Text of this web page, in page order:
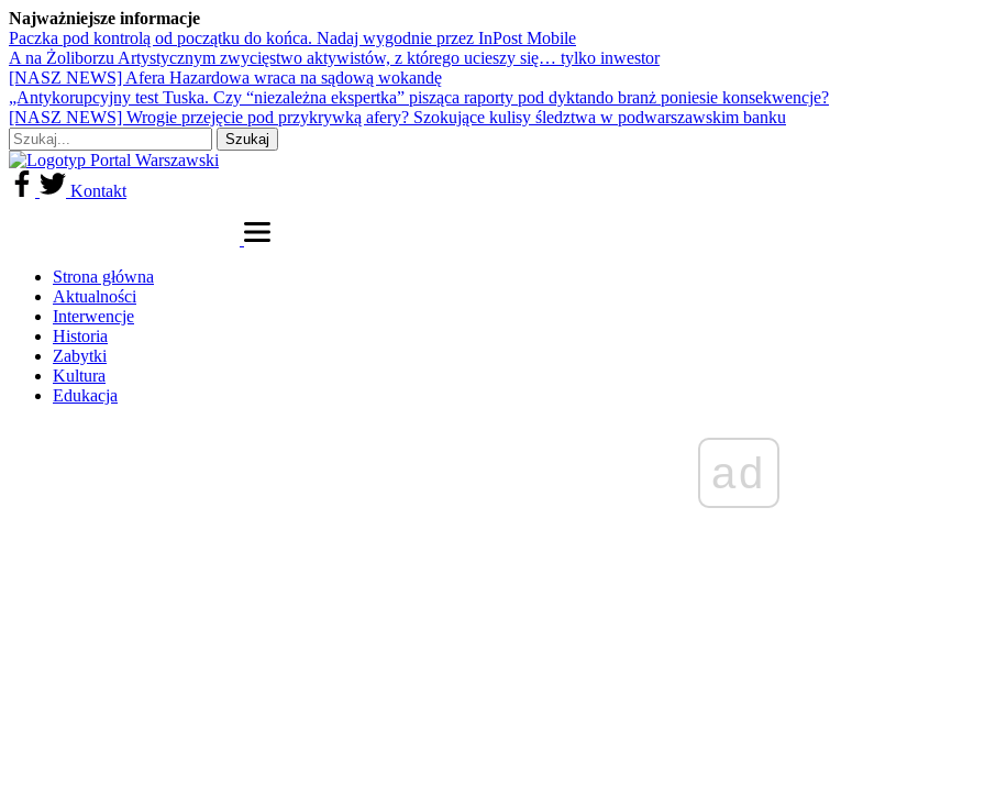
Najważniejsze informacje
Paczka pod kontrolą od początku do końca. Nadaj wygodnie przez InPost Mobile
A na Żoliborzu Artystycznym zwycięstwo aktywistów, z którego ucieszy się… tylko inwestor
[NASZ NEWS] Afera Hazardowa wraca na sądową wokandę
„Antykorupcyjny test Tuska. Czy “niezależna ekspertka” pisząca raporty pod dyktando branż poniesie konsekwencje?
[NASZ NEWS] Wrogie przejęcie pod przykrywką afery? Szokujące kulisy śledztwa w podwarszawskim banku
Kontakt
Strona główna
Aktualności
Interwencje
Historia
Zabytki
Kultura
Edukacja
ad